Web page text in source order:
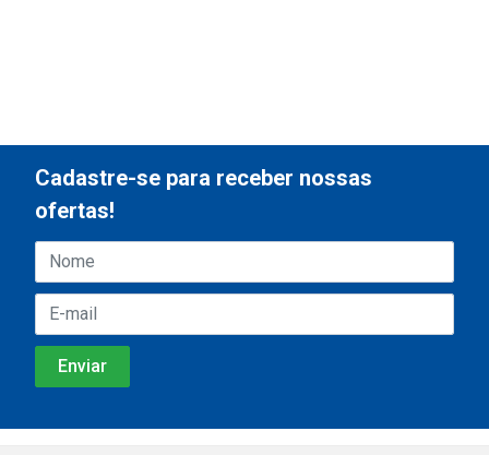
Cadastre-se para receber nossas
ofertas!